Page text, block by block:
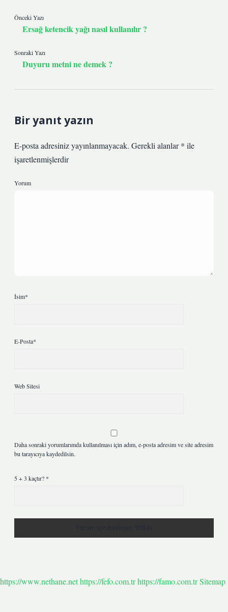
Önceki Yazı
Ersağ ketencik yağı nasıl kullanılır ?
Sonraki Yazı
Duyuru metni ne demek ?
Bir yanıt yazın
E-posta adresiniz yayınlanmayacak. Gerekli alanlar* ile
işaretlenmişlerdir
Yorum
İsim*
E-Posta*
Web Sitesi
Daha sonraki yorumlarımda kullanılması için adım, e-posta adresim ve site adresim
bu tarayıcıya kaydedilsin.
5 + 3 kaçtır? *
https://www.nethane.nethttps://fefo.com.trhttps://famo.com.trSitemap